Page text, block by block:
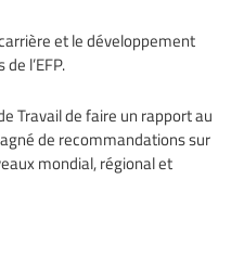
et le développement
l’EFP.
Travail de faire un rapport au
de recommandations sur
mondial, régional et